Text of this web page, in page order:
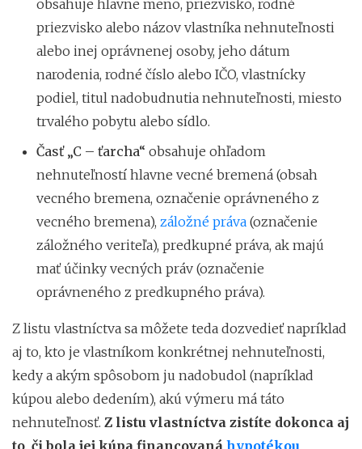
obsahuje hlavne meno, priezvisko, rodné
priezvisko alebo názov vlastníka nehnuteľnosti
alebo inej oprávnenej osoby, jeho dátum
narodenia, rodné číslo alebo IČO, vlastnícky
podiel, titul nadobudnutia nehnuteľnosti, miesto
trvalého pobytu alebo sídlo.
Časť „C – ťarcha“ obsahuje ohľadom
nehnuteľností hlavne vecné bremená (obsah
vecného bremena, označenie oprávneného z
vecného bremena), záložné práva (označenie
záložného veriteľa), predkupné práva, ak majú
mať účinky vecných práv (označenie
oprávneného z predkupného práva).
Z listu vlastníctva sa môžete teda dozvedieť napríklad
aj to, kto je vlastníkom konkrétnej nehnuteľnosti,
kedy a akým spôsobom ju nadobudol (napríklad
kúpou alebo dedením), akú výmeru má táto
nehnuteľnosť. Z listu vlastníctva zistíte dokonca aj
to, či bola jej kúpa financovaná hypotékou